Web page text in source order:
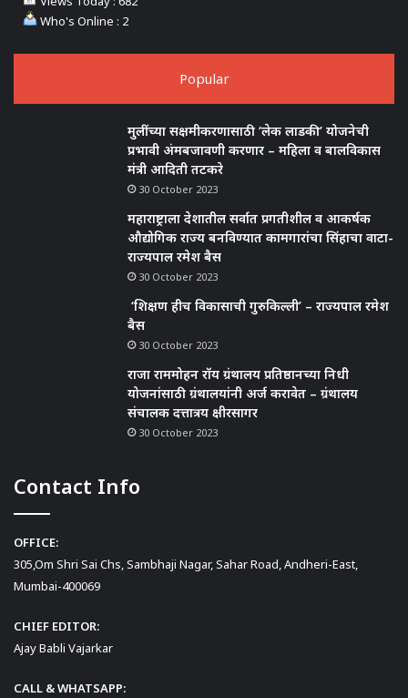
Who's Online : 2
Popular
मुलींच्या सक्षमीकरणासाठी ‘लेक लाडकी’ योजनेची
प्रभावी अंमबजावणी करणार – महिला व बालविकास
मंत्री आदिती तटकरे
30 October 2023
महाराष्ट्राला देशातील सर्वात प्रगतीशील व आकर्षक
औद्योगिक राज्य बनविण्यात कामगारांचा सिंहाचा वाटा-
राज्यपाल रमेश बैस
30 October 2023
‘शिक्षण हीच विकासाची गुरुकिल्ली’ – राज्यपाल रमेश
बैस
30 October 2023
राजा राममोहन रॉय ग्रंथालय प्रतिष्ठानच्या निधी
योजनांसाठी ग्रंथालयांनी अर्ज करावेत – ग्रंथालय
संचालक दत्तात्रय क्षीरसागर
30 October 2023
Contact Info
OFFICE:
305,Om Shri Sai Chs, Sambhaji Nagar, Sahar Road, Andheri-East,
Mumbai-400069
CHIEF EDITOR:
Ajay Babli Vajarkar
CALL & WHATSAPP: